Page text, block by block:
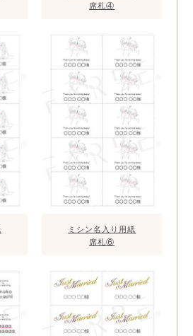
席札④
ミシン名入り用紙
席札⑥